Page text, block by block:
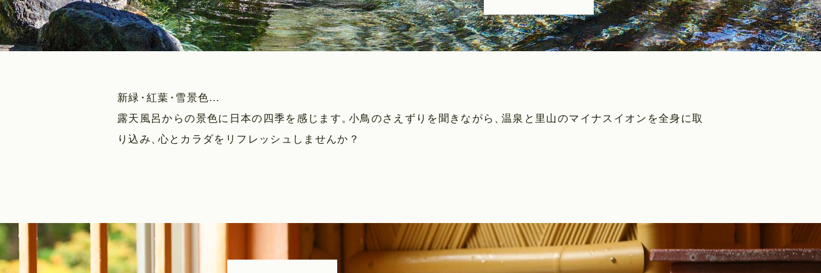
新緑・紅葉・雪景色…
露天風呂からの景色に日本の四季を感じます。小鳥のさえずりを聞きながら 、温泉と里山のマイナスイオンを全身に取
り込み 、心とカラダをリフレッシュしませんか？